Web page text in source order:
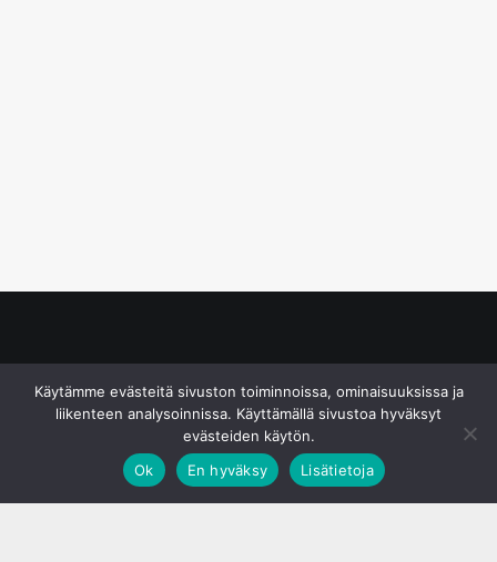
Käytämme evästeitä sivuston toiminnoissa, ominaisuuksissa ja
liikenteen analysoinnissa. Käyttämällä sivustoa hyväksyt
evästeiden käytön.
Ok
En hyväksy Lisätietoja